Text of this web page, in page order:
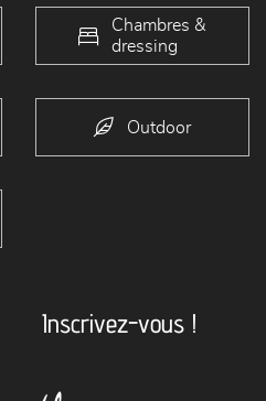
Chambres &
dressing
Outdoor
Inscrivez-vous !